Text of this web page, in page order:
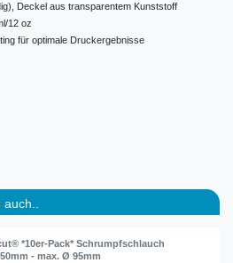
Deckel aus transparentem Kunststoff
12 oz
für optimale Druckergebnisse
auch..
*10er-Pack* Schrumpfschlauch
- max. Ø 95mm